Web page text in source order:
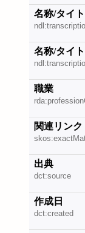
名称/タイ
名称/タイ
職業
関連リンク
出典
dct:source
作成日
dct:created